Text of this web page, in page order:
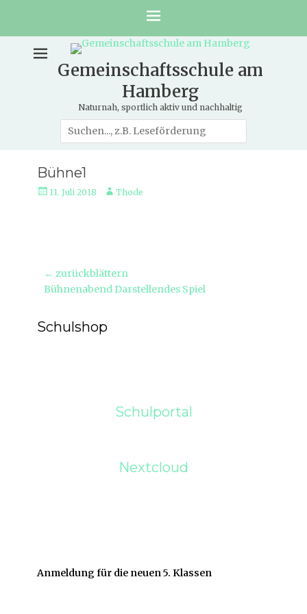
Gemeinschaftsschule am
Hamberg
Naturnah, sportlich aktiv und nachhaltig
Suche
nach:
Bühne1
Veröffentlicht
11. Juli 2018 AutorThode
Beitragsnavigation
← zurückblättern
Vorheriger
Bühnenabend Darstellendes Spiel
Schulshop
Schulportal
Nextcloud
Anmeldung für die neuen 5. Klassen